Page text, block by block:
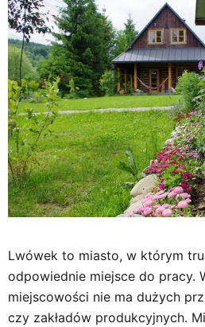
Lwówek to miasto, w którym
odpowiednie miejsce do pracy.
miejscowości nie ma dużych
czy zakładów produkcyjnych.